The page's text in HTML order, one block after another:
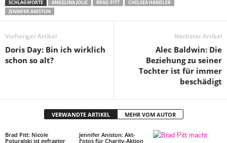
SCHLAGWORTE ANGELINA JOLIE BRAD PITT
CHELSEA HANDLER
JENNIFER ANISTON
Vorheriger Artikel
Doris Day: Bin ich wirklich
schon so alt?
Nächster Artikel
Alec Baldwin: Die
Beziehung zu seiner
Tochter ist für immer
beschädigt
VERWANDTE ARTIKEL MEHR VOM AUTOR
Brad Pitt: Nicole
Poturalski ist gefragter
Jennifer Aniston: Akt-
Fotos für Charity-Aktion